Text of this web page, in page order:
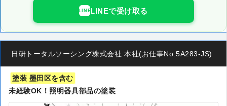
LINELINEで受け取る
日研トータルソーシング株式会社 本社(お仕事No.5A283-JS)
塗装 墨田区を含む
未経験OK！照明器具部品の塗装